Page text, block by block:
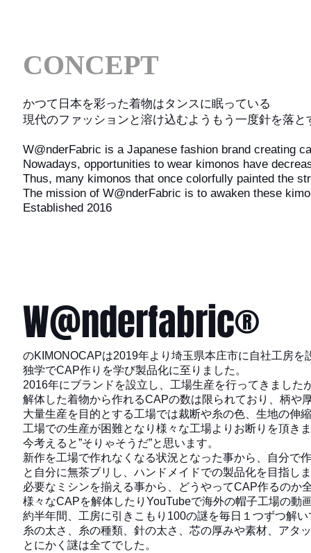
CONCEPT
かつて日本を彩った着物はタンスに眠っている
現代のファッションと溶け込むようもう一度針を落と
W@nderFabric is a Japanese fashion brand creating
Nowadays, opportunities to wear kimonos have
Thus, many kimonos that once colorfully painted the
The mission of W@nderFabric is to awaken these
Established 2016
W@nderfabric®
のKIMONOCAPは2019年より埼玉県本庄市に自社工房を
独学でCAP作りを学び製品化に至りました。
2016年にブランドを設立し、工場生産を行ってきました
解体した着物から作れるCAPの数は限られており、柄や
大量生産を目的とする工場では裁断や糸の色、生地の伸
工場での生産が困難となり様々な工場よりお断りを頂き
今考えると”そりゃそうだ”と思います。
新作を工場で作れなくなる状況となった事から、自分で
と自分に無茶ブリし、ハンドメイドでの製品化を目指し
必要なミシンを揃える事から、どうやってCAP作るのか
様々なCAPを解体したりYouTubeで海外の帽子工場の動
約半年間、工房に引きこもり100の謎を毎日１つずつ解
糸の太さ、糸の種類、針の太さ、芯の厚みや素材、アタ
とにかく謎は全てでした。